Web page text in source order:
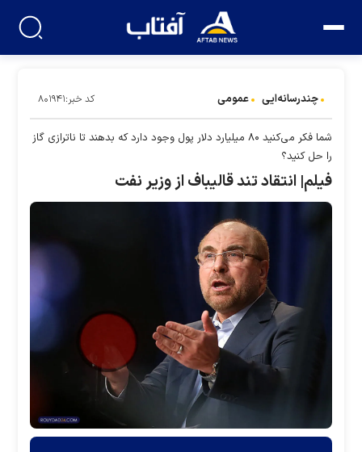
چندرسانه‌ایی عمومی کد خبر:۸۰۱۹۴۱
شما فکر می‌کنید ۸۰ میلیارد دلار پول وجود دارد که بدهند تا ناترازی گاز
را حل کنید؟
فیلم| انتقاد تند قالیباف از وزیر نفت